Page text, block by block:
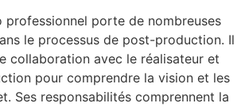
professionnel porte de nombreuses
le processus de post-production. Il
collaboration avec le réalisateur et
pour comprendre la vision et les
Ses responsabilités comprennent la